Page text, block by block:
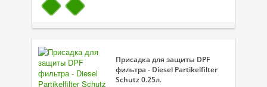
Присадка для защиты DPF
фильтра - Diesel Partikelfilter
Schutz 0.25л.